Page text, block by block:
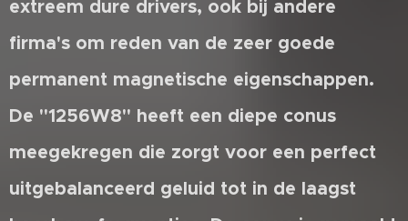
extreem dure drivers, ook bij andere
firma's om reden van de zeer goede
permanent magnetische eigenschappen.
De "1256W8" heeft een diepe conus
meegekregen die zorgt voor een perfect
uitgebalanceerd geluid tot in de laagst